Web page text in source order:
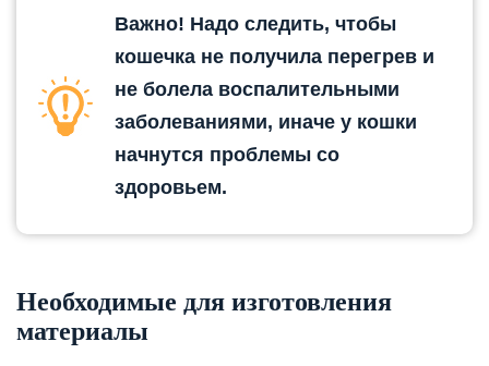
Важно! Надо следить, чтобы
кошечка не получила перегрев и
не болела воспалительными
заболеваниями, иначе у кошки
начнутся проблемы со
здоровьем.
Необходимые для изготовления
материалы